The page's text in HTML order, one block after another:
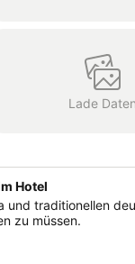
Lade Daten
Hotel
und traditionellen
zu müssen.